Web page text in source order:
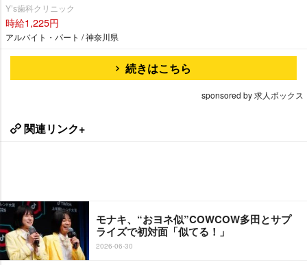
Y’s歯科クリニック
時給1,225円
アルバイト・パート / 神奈川県
続きはこちら
sponsored by 求人ボックス
関連リンク+
モナキ、“おヨネ似”COWCOW多田とサプ
ライズで初対面「似てる！」
2026-06-30